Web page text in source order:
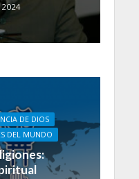
DE DIOS
DEL MUNDO